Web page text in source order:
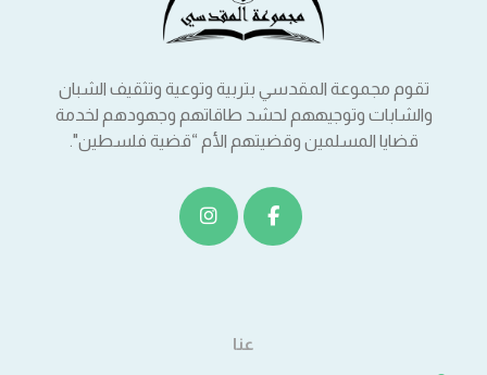
تقوم مجموعة المقدسي بتربية وتوعية وتثقيف الشبان
والشابات وتوجيههم لحشد طاقاتهم وجهودهم لخدمة
قضايا المسلمين وقضيتهم الأم “قضية فلسطين".
عنا